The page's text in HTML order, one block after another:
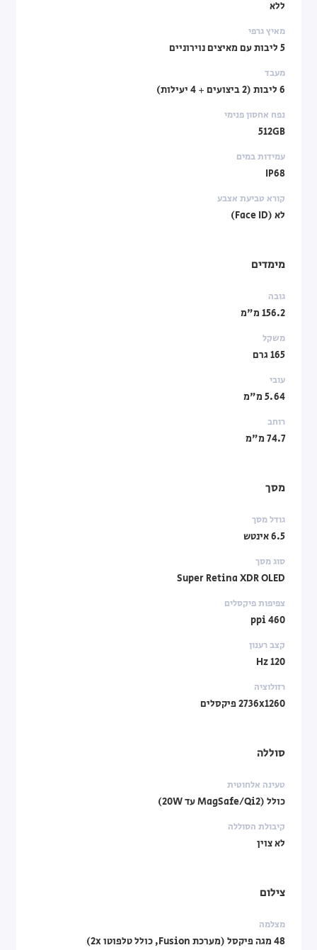
ללא
מאיץ גרפי
5 ליבות עם מאיצים נוירוניים
מעבד
6 ליבות (2 ביצועים + 4 יעילות)
נפח אחסון פנימי
512GB
עמידות במים
IP68
קורא טביעת אצבע
לא (Face ID)
מימדים
גובה
156.2 מ"מ
משקל
165 גרם
עובי
5.64 מ"מ
רוחב
74.7 מ"מ
מסך
גודל מסך
6.5 אינטש
סוג מסך
Super Retina XDR OLED
צפיפות פיקסלים
460 ppi
קצב רענון
120 Hz
רזולוציה
2736x1260 פיקסלים
סוללה
טעינה אלחוטית
כולל (MagSafe/Qi2 עד 20W)
קיבולת הסוללה
לא צוין
צילום
מצלמה
48 מגה פיקסל (מערכת Fusion, כולל טלפוטו 2x)